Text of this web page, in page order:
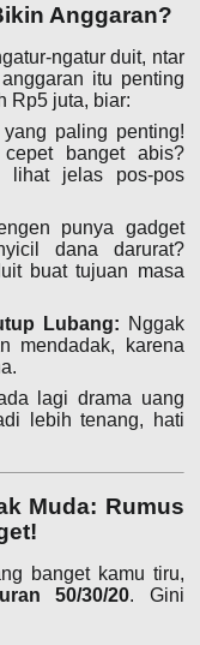
Anggaran?
ngatur duit, ntar
itu penting
Rp5 juta, biar:
paling penting!
banget abis?
lihat jelas pos-pos
punya gadget
dana darurat?
buat tujuan masa
Lubang: Nggak
mendadak, karena
lagi drama uang
lebih tenang, hati
Muda: Rumus
banget kamu tiru,
50/30/20. Gini